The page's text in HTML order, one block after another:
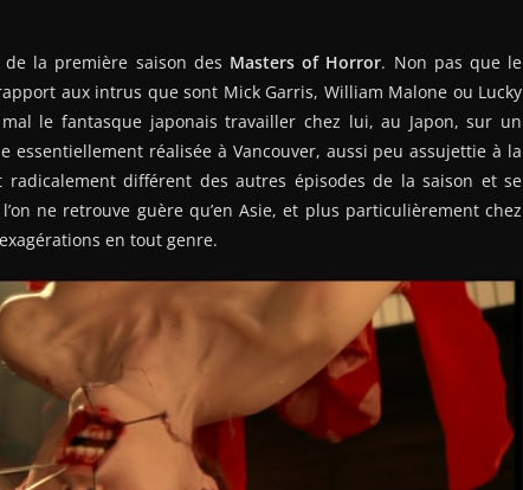
la première saison des Masters of Horror. Non pas que le
aux intrus que sont Mick Garris, William Malone ou Lucky
le fantasque japonais travailler chez lui, au Japon, sur un
réalisée à Vancouver, aussi peu assujettie à la
radicalement différent des autres épisodes de la saison et se
ne retrouve guère qu’en Asie, et plus particulièrement chez
en tout genre.